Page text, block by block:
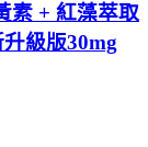
素 + 紅藻萃取
級版30mg